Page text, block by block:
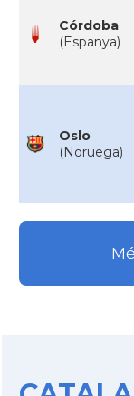
Córdoba
(Espanya)
Oslo
(Noruega)